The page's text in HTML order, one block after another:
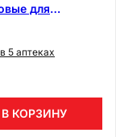
для
5 аптеках
В КОРЗИНУ